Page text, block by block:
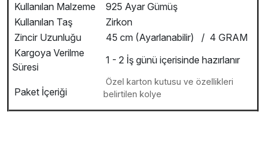
Kullanılan Malzeme
925 Ayar Gümüş
Kullanılan Taş
Zirkon
Zincir Uzunluğu
45 cm (Ayarlanabilir) / 4 GRAM
Kargoya Verilme
Süresi
1 - 2 İş günü içerisinde hazırlanır
Paket İçeriği
Özel karton kutusu ve özellikleri
belirtilen kolye